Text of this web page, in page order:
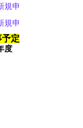
規申請のお知らせ（
規申請のお知らせ（
定
度